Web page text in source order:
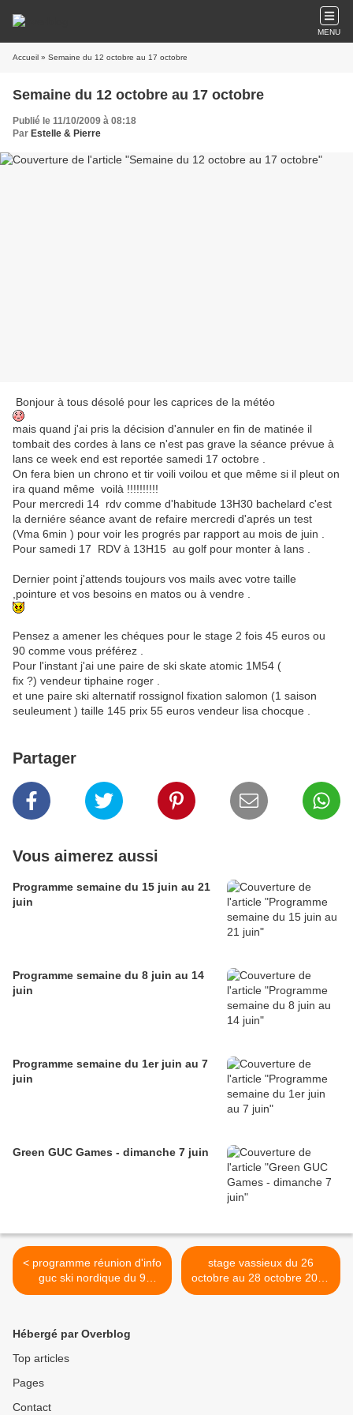
MENU
Accueil » Semaine du 12 octobre au 17 octobre
Semaine du 12 octobre au 17 octobre
Publié le 11/10/2009 à 08:18
Par Estelle & Pierre
Bonjour à tous désolé pour les caprices de la météo
mais quand j'ai pris la décision d'annuler en fin de matinée il
tombait des cordes à lans ce n'est pas grave la séance prévue à
lans ce week end est reportée samedi 17 octobre .
On fera bien un chrono et tir voili voilou et que même si il pleut on
ira quand même voilà !!!!!!!!!!
Pour mercredi 14 rdv comme d'habitude 13H30 bachelard c'est
la derniére séance avant de refaire mercredi d'aprés un test
(Vma 6min ) pour voir les progrés par rapport au mois de juin .
Pour samedi 17 RDV à 13H15 au golf pour monter à lans .
Dernier point j'attends toujours vos mails avec votre taille
,pointure et vos besoins en matos ou à vendre .
Pensez a amener les chéques pour le stage 2 fois 45 euros ou
90 comme vous préférez .
Pour l'instant j'ai une paire de ski skate atomic 1M54 (
fix ?) vendeur tiphaine roger .
et une paire ski alternatif rossignol fixation salomon (1 saison
seuleument ) taille 145 prix 55 euros vendeur lisa chocque .
Partager
Vous aimerez aussi
Programme semaine du 15 juin au 21
juin
Programme semaine du 8 juin au 14
juin
Programme semaine du 1er juin au 7
juin
Green GUC Games - dimanche 7 juin
< programme réunion d'info
guc ski nordique du 9
octobre
stage vassieux du 26
octobre au 28 octobre 2009
>
Hébergé par Overblog
Top articles
Pages
Contact